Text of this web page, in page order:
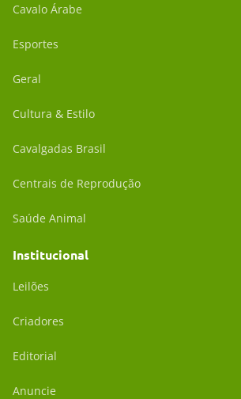
Cavalo Árabe
Esportes
Geral
Cultura & Estilo
Cavalgadas Brasil
Centrais de Reprodução
Saúde Animal
Institucional
Leilões
Criadores
Editorial
Anuncie